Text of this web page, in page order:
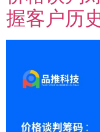
握客户历